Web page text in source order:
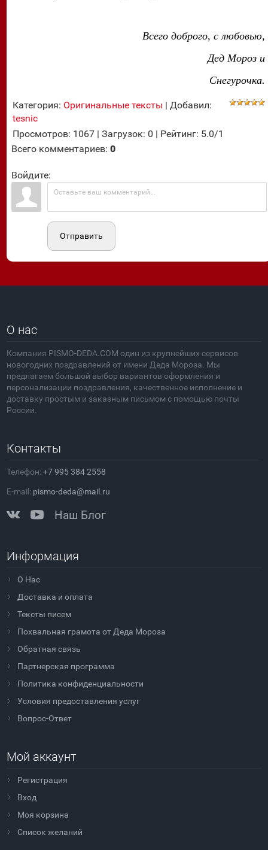
Всего доброго, с любовью,
Дед Мороз и
Снегурочка.
Категория: Оригинальные тексты |Добавил:
tesnic
Просмотров: 1067 |Загрузок: 0 | Рейтинг: 5.0/1
Всего комментариев:0
Войдите:
Отправить
О нас
Компания PISMO-DEDA.COM один из крупнейших сервисов
новогодних поздравлений от имени Деда Мороза. Мы
предлагаем большой выбор вариантов оформления и
персонализации поздравления, качественное исполнение и
доставку простым и заказным письмом с помощью почты
России.
Контакты
Телефон:+7 995 384 2558
E-mail: pismo-deda@mail.ru
Наш Блог
Информация
О Нас
Доставка и оплата
Тексты писем
Похвальная грамота от Деда Мороза
Обратная связь
Партнерская программа
Политика конфиденциальности
Условия предоставления услуг
Вопрос-Ответ
Мой аккаунт
Регистрация
Вход
Моя корзина
Cписок желаний